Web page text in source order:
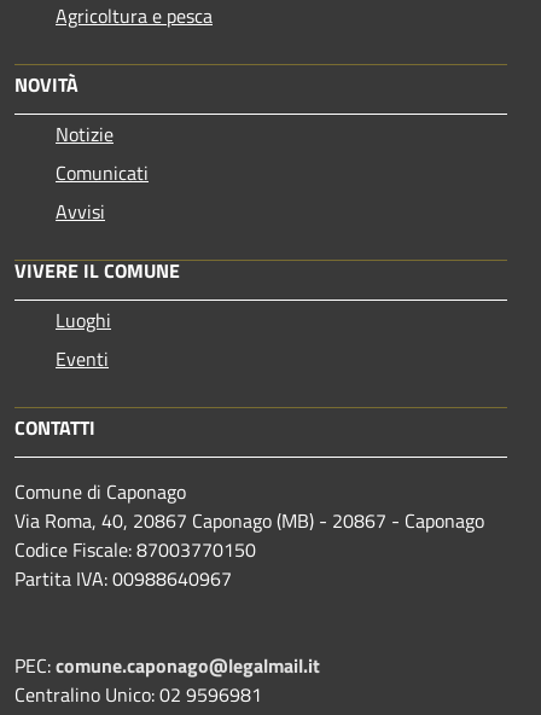
Agricoltura e pesca
NOVITÀ
Notizie
Comunicati
Avvisi
VIVERE IL COMUNE
Luoghi
Eventi
CONTATTI
Comune di Caponago
Via Roma, 40, 20867 Caponago (MB) - 20867 - Caponago
Codice Fiscale: 87003770150
Partita IVA: 00988640967
PEC:comune.caponago@legalmail.it
Centralino Unico: 02 9596981